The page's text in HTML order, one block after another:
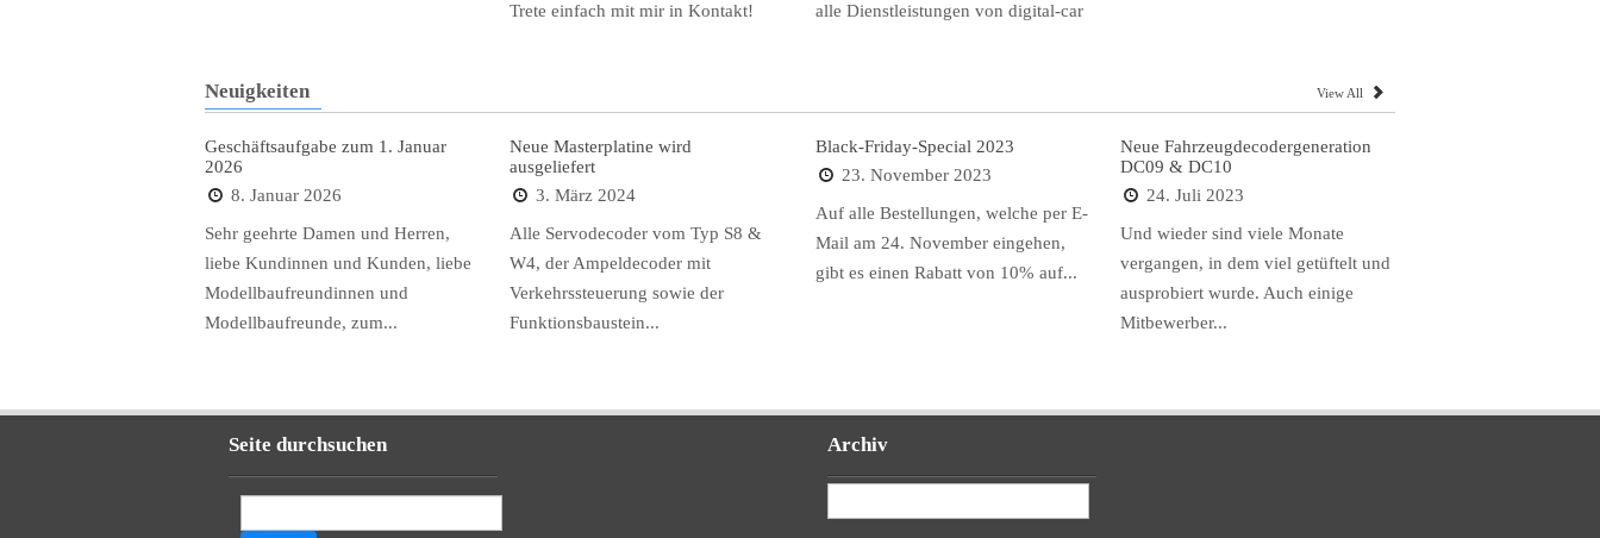
Trete einfach mit mir in Kontakt! alle Dienstleistungen von digital-car
Neuigkeiten View All
Geschäftsaufgabe zum 1. Januar
2026
8. Januar 2026
Sehr geehrte Damen und Herren,
liebe Kundinnen und Kunden, liebe
Modellbaufreundinnen und
Modellbaufreunde, zum...
Neue Masterplatine wird
ausgeliefert
3. März 2024
Alle Servodecoder vom Typ S8 &
W4, der Ampeldecoder mit
Verkehrssteuerung sowie der
Funktionsbaustein...
Black-Friday-Special 2023
23. November 2023
Auf alle Bestellungen, welche per E-
Mail am 24. November eingehen,
gibt es einen Rabatt von 10% auf...
Neue Fahrzeugdecodergeneration
DC09 & DC10
24. Juli 2023
Und wieder sind viele Monate
vergangen, in dem viel getüftelt und
ausprobiert wurde. Auch einige
Mitbewerber...
Seite durchsuchen
nach:
Archiv